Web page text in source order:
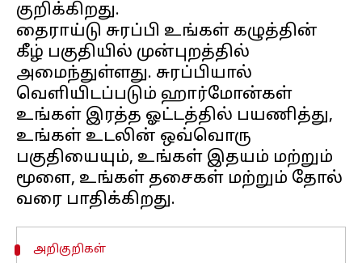
குறிக்கிறது.
தைராய்டு சுரப்பி உங்கள் கழுத்தின்
கீழ் பகுதியில் முன்புறத்தில்
அமைந்துள்ளது. சுரப்பியால்
வெளியிடப்படும் ஹார்மோன்கள்
உங்கள் இரத்த ஓட்டத்தில் பயணித்து,
உங்கள் உடலின் ஒவ்வொரு
பகுதியையும், உங்கள் இதயம் மற்றும்
மூளை, உங்கள் தசைகள் மற்றும் தோல்
அறிகுறிகள்